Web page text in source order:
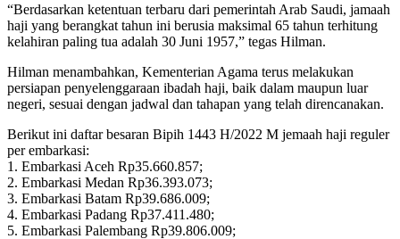
“Berdasarkan ketentuan terbaru dari pemerintah Arab Saudi, jamaah
haji yang berangkat tahun ini berusia maksimal 65 tahun terhitung
kelahiran paling tua adalah 30 Juni 1957,” tegas Hilman.
Hilman menambahkan, Kementerian Agama terus melakukan
persiapan penyelenggaraan ibadah haji, baik dalam maupun luar
negeri, sesuai dengan jadwal dan tahapan yang telah direncanakan.
Berikut ini daftar besaran Bipih 1443 H/2022 M jemaah haji reguler
per embarkasi:
1. Embarkasi Aceh Rp35.660.857;
2. Embarkasi Medan Rp36.393.073;
3. Embarkasi Batam Rp39.686.009;
4. Embarkasi Padang Rp37.411.480;
5. Embarkasi Palembang Rp39.806.009;